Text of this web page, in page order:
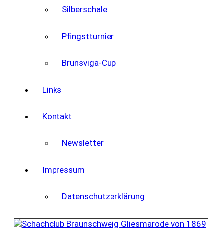
Silberschale
Pfingstturnier
Brunsviga-Cup
Links
Kontakt
Newsletter
Impressum
Datenschutzerklärung